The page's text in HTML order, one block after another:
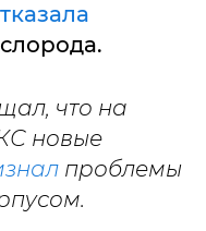
что на
новые
проблемы